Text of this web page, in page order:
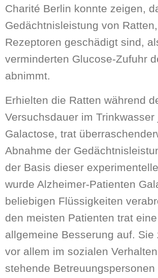
Charité Berlin konnte zeigen,
Gedächtnisleistung von
Rezeptoren geschädigt sind,
verminderten Glucose-Zufuhr
abnimmt.
Erhielten die Ratten während
Versuchsdauer im Trinkwasser
Galactose, trat
Abnahme der
der Basis dieser
wurde Alzheimer-Patienten
beliebigen Flüssigkeiten
den meisten Patienten trat
allgemeine Besserung auf. Sie
vor allem im sozialen
stehende